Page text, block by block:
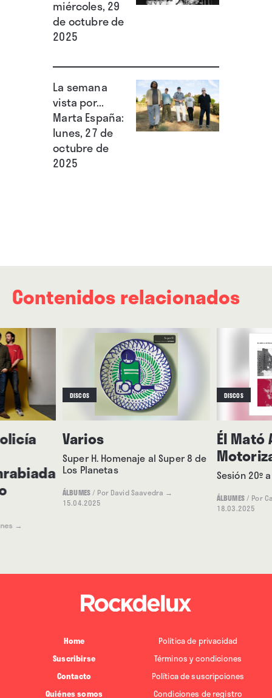
miércoles, 29
de octubre de
2025
La semana
vista por...
Marta España:
lunes, 27 de
octubre de
2025
Contenidos relacionados
→
DISCOS
Varios
Super H. Homenaje al Super 8 de
Los Planetas
ÁLBUMES/ Por David Saavedra →
15.04.2025
DISCOS
Él Mató
Sesión 20º
ÁLBUMES / Por
18.03.2025
Home
Suscribirse
Contacto
Quiénes somos
Política de privacidad
Términos y condiciones
Política de suscripciones
Condiciones de registro